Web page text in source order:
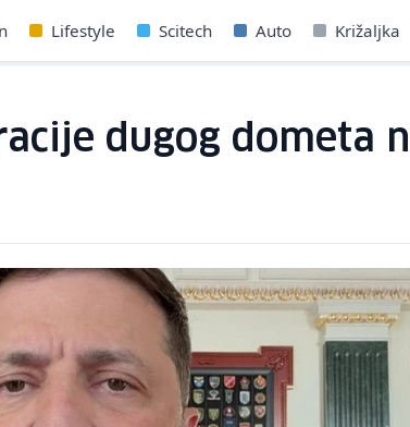
Lifestyle Scitech Auto Križaljka
dugog dometa